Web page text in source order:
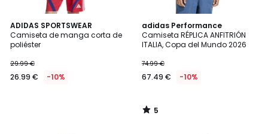
ADIDAS SPORTSWEAR
Camiseta de manga corta de
poliéster
29.99 €
26.99 € -10%
adidas Performance
Camiseta RÉPLICA ANFITRIÓN
ITALIA, Copa del Mundo 2026
74.99 €
67.49 € -10%
5
/
5
5
/